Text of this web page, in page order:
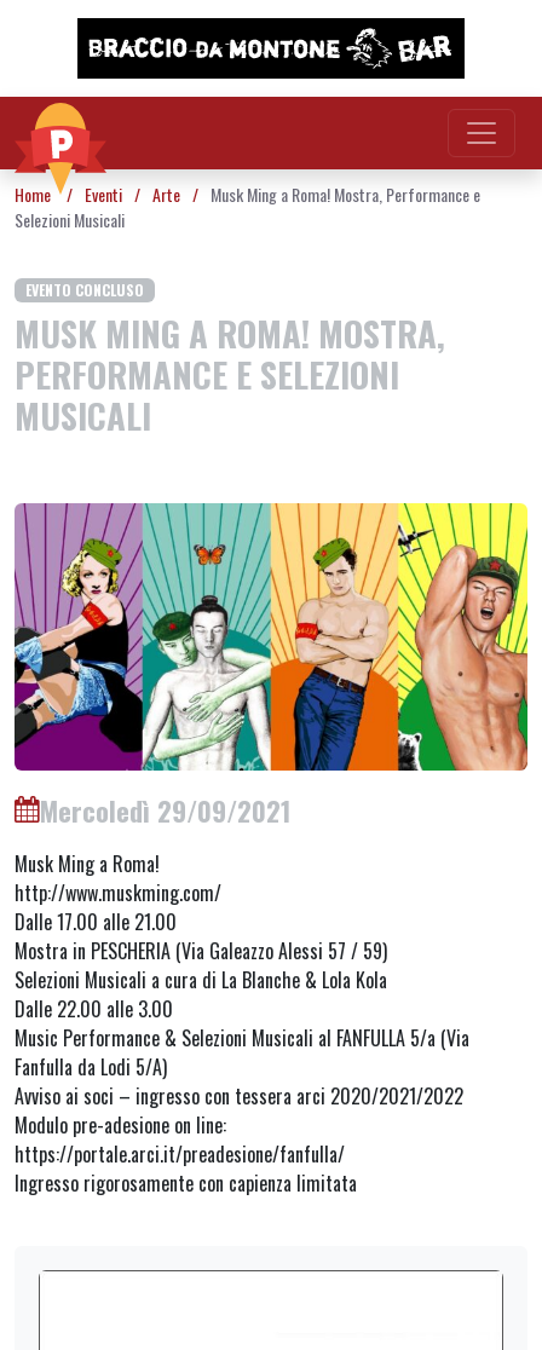
Vai al contenuto
Home / Eventi / Arte / Musk Ming a Roma! Mostra, Performance e
Selezioni Musicali
EVENTO CONCLUSO
MUSK MING A ROMA! MOSTRA,
PERFORMANCE E SELEZIONI
MUSICALI
Mercoledì 29/09/2021
Musk Ming a Roma!
http://www.muskming.com/
Dalle 17.00 alle 21.00
Mostra in PESCHERIA (Via Galeazzo Alessi 57 / 59)
Selezioni Musicali a cura di La Blanche & Lola Kola
Dalle 22.00 alle 3.00
Music Performance & Selezioni Musicali al FANFULLA 5/a (Via
Fanfulla da Lodi 5/A)
Avviso ai soci – ingresso con tessera arci 2020/2021/2022
Modulo pre-adesione on line:
https://portale.arci.it/preadesione/fanfulla/
Ingresso rigorosamente con capienza limitata